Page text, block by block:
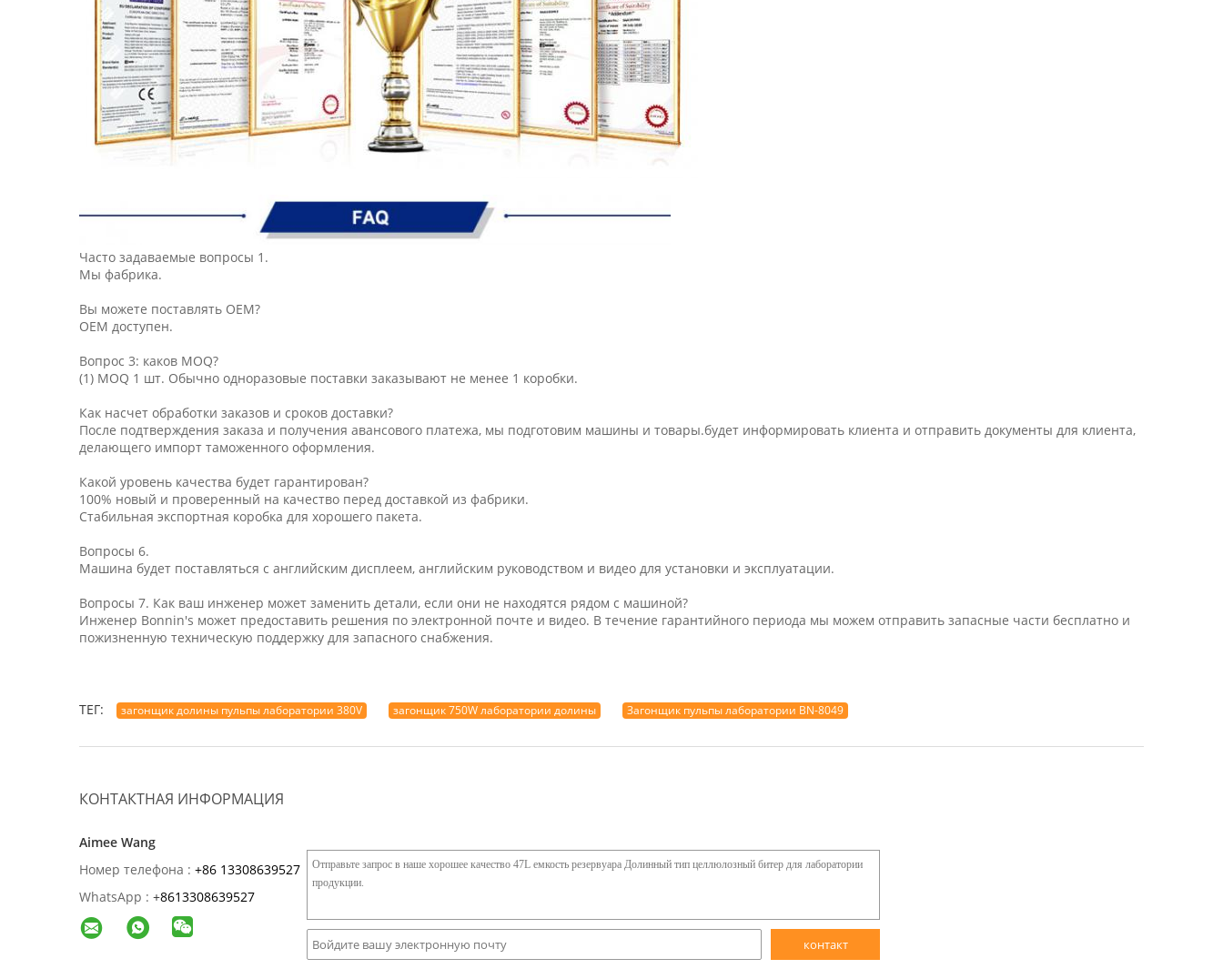
Часто задаваемые вопросы 1.
Мы фабрика.
Вы можете поставлять OEM?
OEM доступен.
Вопрос 3: каков MOQ?
(1) MOQ 1 шт. Обычно одноразовые поставки заказывают не менее 1 коробки.
Как насчет обработки заказов и сроков доставки?
После подтверждения заказа и получения авансового платежа, мы подготовим машины и товары.будет информировать клиента и отправить документы для клиента,
делающего импорт таможенного оформления.
Какой уровень качества будет гарантирован?
100% новый и проверенный на качество перед доставкой из фабрики.
Стабильная экспортная коробка для хорошего пакета.
Вопросы 6.
Машина будет поставляться с английским дисплеем, английским руководством и видео для установки и эксплуатации.
Вопросы 7. Как ваш инженер может заменить детали, если они не находятся рядом с машиной?
Инженер Bonnin's может предоставить решения по электронной почте и видео. В течение гарантийного периода мы можем отправить запасные части бесплатно и
пожизненную техническую поддержку для запасного снабжения.
ТЕГ: загонщик долины пульпы лаборатории 380V загонщик 750W лаборатории долины Загонщик пульпы лаборатории BN-8049
КОНТАКТНАЯ ИНФОРМАЦИЯ
Aimee Wang
Номер телефона : +86 13308639527
WhatsApp : +8613308639527
контакт